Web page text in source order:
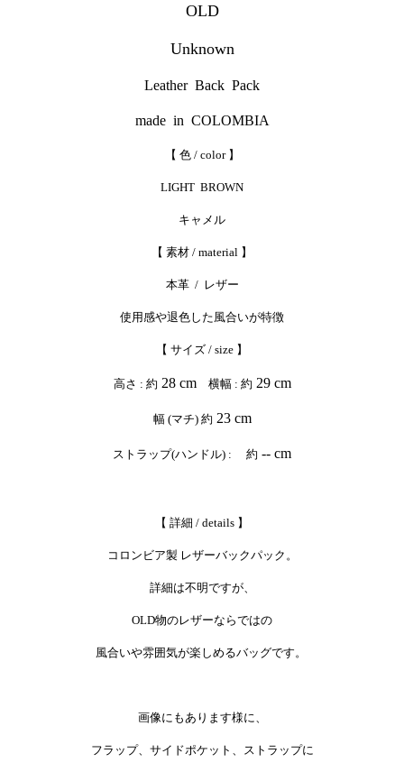
OLD
Unknown
Leather Back Pack
made in COLOMBIA
【 色 / color 】
LIGHT BROWN
キャメル
【 素材 / material 】
本革 / レザー
使用感や退色した風合いが特徴
【 サイズ / size 】
高さ : 約 28 cm横幅 : 約 29 cm
幅 (マチ) 約 23 cm
ストラップ(ハンドル) : 約 -- cm
【 詳細 / details 】
コロンビア製 レザーバックパック。
詳細は不明ですが、
OLD物のレザーならではの
風合いや雰囲気が楽しめるバッグです。
画像にもあります様に、
フラップ、サイドポケット、ストラップに